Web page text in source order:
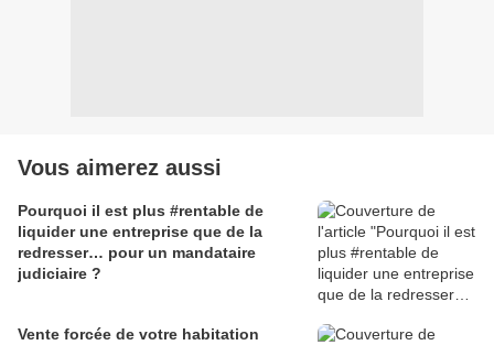
Vous aimerez aussi
Pourquoi il est plus #rentable de
liquider une entreprise que de la
redresser… pour un mandataire
judiciaire ?
Vente forcée de votre habitation